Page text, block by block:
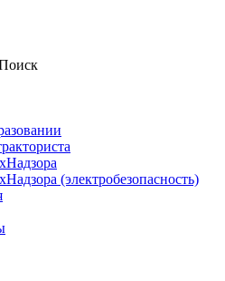
(электробезопасность)